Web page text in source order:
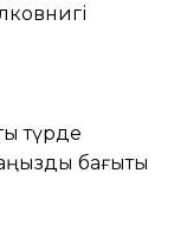
түрде
бағыты